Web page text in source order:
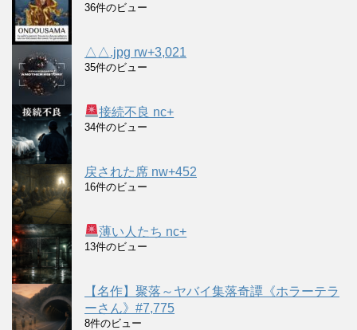
36件のビュー
△△.jpg rw+3,021
35件のビュー
接続不良 nc+
34件のビュー
戻された席 nw+452
16件のビュー
薄い人たち nc+
13件のビュー
【名作】聚落～ヤバイ集落奇譚《ホラーテラ
ーさん》#7,775
8件のビュー